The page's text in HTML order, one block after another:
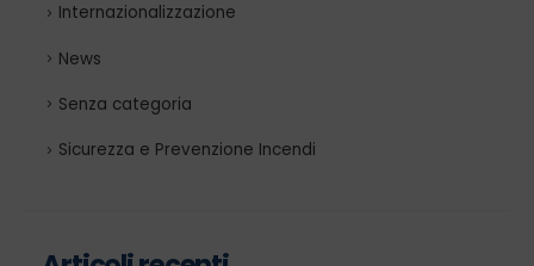
Internazionalizzazione
News
Senza categoria
Sicurezza e Prevenzione Incendi